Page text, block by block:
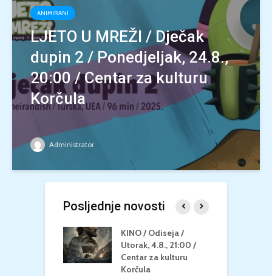
ANIMIRANI
LJETO U MREŽI / Dječak
dupin 2 / Ponedjeljak, 24.8.,
20:00 / Centar za kulturu
Korčula
Administrator
Posljednje novosti
KINO / Odiseja /
Utorak, 4.8., 21:00 /
Centar za kulturu
Korčula